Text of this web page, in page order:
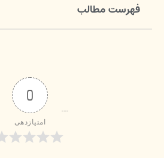
فهرست مطالب
0
امتیازدهی